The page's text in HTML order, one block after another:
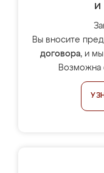
и
Вы вносите
договора, и мы
Возможна